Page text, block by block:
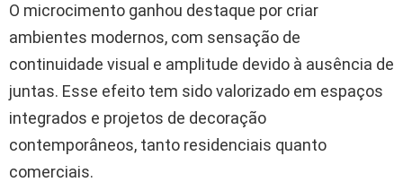
O microcimento ganhou destaque por criar
ambientes modernos, com sensação de
continuidade visual e amplitude devido à ausência de
juntas. Esse efeito tem sido valorizado em espaços
integrados e projetos de decoração
contemporâneos, tanto residenciais quanto
comerciais.